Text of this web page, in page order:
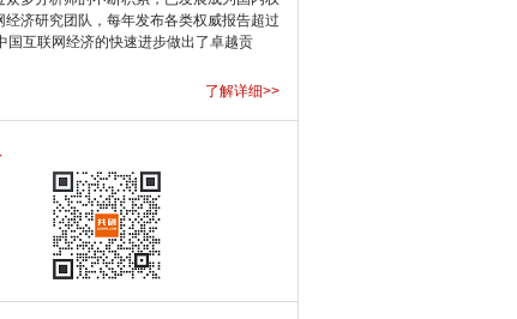
经济研究团队，每年发布各类权威报告超过
国互联网经济的快速进步做出了卓越贡
了解详细>>